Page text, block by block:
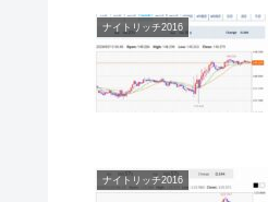
ナイトリッチ2016
ナイトリッチ2016